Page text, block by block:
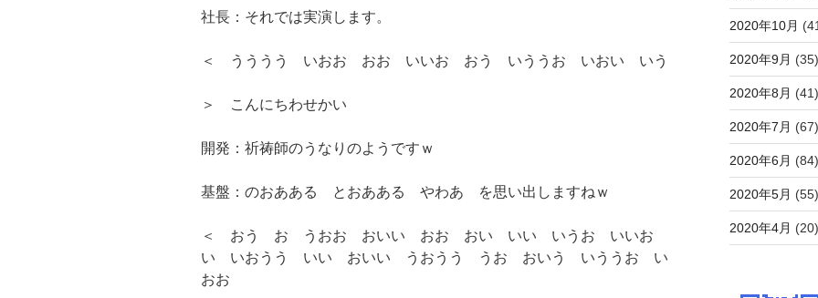
社長：それでは実演します。
＜ うううう いおお おお いいお おう いううお いおい いう
＞ こんにちわせかい
開発：祈祷師のうなりのようですｗ
基盤：のおあある とおあある やわあ を思い出しますねｗ
＜ おう お うおお おいい おお おい いい いうお いいお
い いおうう いい おいい うおうう うお おいう いううお い
おお
2020年10月
2020年9月 (35)
2020年8月 (41)
2020年7月 (67)
2020年6月 (84)
2020年5月 (55)
2020年4月 (20)